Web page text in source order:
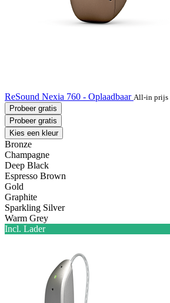
ReSound Nexia 760 - Oplaadbaar All-in prijs
Probeer gratis
Probeer gratis
Kies een kleur
Bronze
Champagne
Deep Black
Espresso Brown
Gold
Graphite
Sparkling Silver
Warm Grey
Incl. Lader